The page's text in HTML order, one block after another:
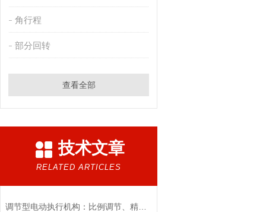
角行程
部分回转
查看全部
技术文章
RELATED ARTICLES
调节型电动执行机构：比例调节、精度控制要点